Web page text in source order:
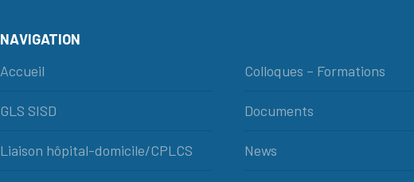
NAVIGATION
Accueil
GLS SISD
Liaison hôpital-domicile/CPLCS
Colloques – Formations
Documents
News